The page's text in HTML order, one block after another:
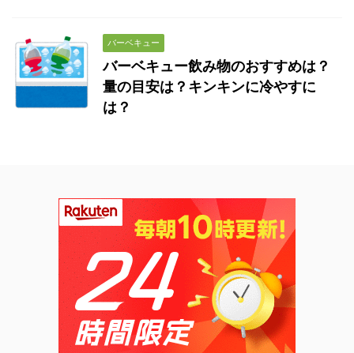
バーベキュー
バーベキュー飲み物のおすすめは？
量の目安は？キンキンに冷やすに
は？